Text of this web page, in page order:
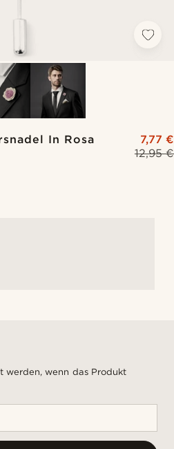
In Rosa
12,95 €
7,77 €
werden, wenn das Produkt